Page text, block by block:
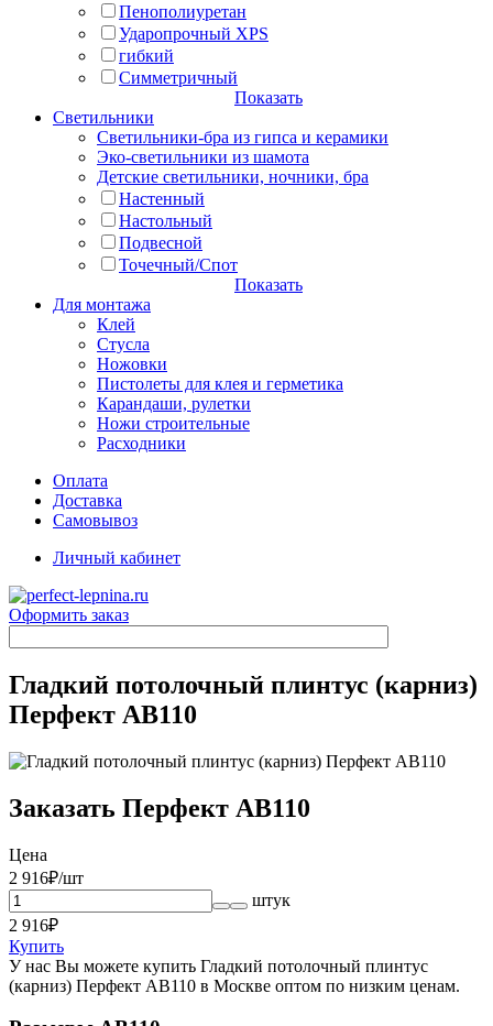
Пенополиуретан
Ударопрочный XPS
гибкий
Симметричный
Показать
Светильники
Светильники-бра из гипса и керамики
Эко-светильники из шамота
Детские светильники, ночники, бра
Настенный
Настольный
Подвесной
Точечный/Спот
Показать
Для монтажа
Клей
Стусла
Ножовки
Пистолеты для клея и герметика
Карандаши, рулетки
Ножи строительные
Расходники
Оплата
Доставка
Самовывоз
Личный кабинет
Оформить заказ
Гладкий потолочный плинтус (карниз)
Перфект AB110
Заказать Перфект AB110
Цена
2 916₽/шт
штук
2 916₽
Купить
У нас Вы можете купить Гладкий потолочный плинтус
(карниз) Перфект AB110 в Москве оптом по низким ценам.